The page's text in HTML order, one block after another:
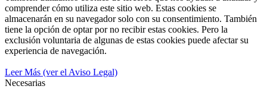
comprender cómo utiliza este sitio web. Estas cookies se
almacenarán en su navegador solo con su consentimiento. También
tiene la opción de optar por no recibir estas cookies. Pero la
exclusión voluntaria de algunas de estas cookies puede afectar su
experiencia de navegación.
Leer Más (ver el Aviso Legal)
Necesarias